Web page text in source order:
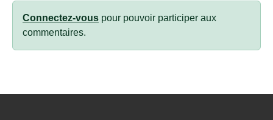
Connectez-vous pour pouvoir participer aux
commentaires.